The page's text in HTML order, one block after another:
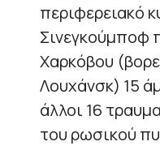
περιφερειακό
Σινεγκούμποφ
Χαρκόβου
Λουχάνσκ) 15
άλλοι 16
του ρωσικού